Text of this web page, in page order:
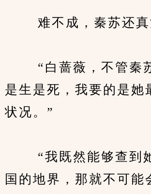
难不成，秦苏还真
“白蔷薇，不管秦
是生是死，我要的是她
状况。”
“我既然能够查到
国的地界，那就不可能